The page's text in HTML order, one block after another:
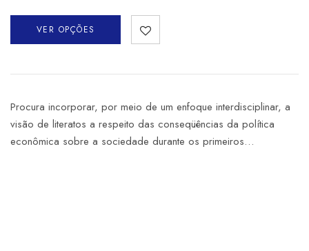
VER OPÇÕES
Procura incorporar, por meio de um enfoque interdisciplinar, a
visão de literatos a respeito das conseqüências da política
econômica sobre a sociedade durante os primeiros…